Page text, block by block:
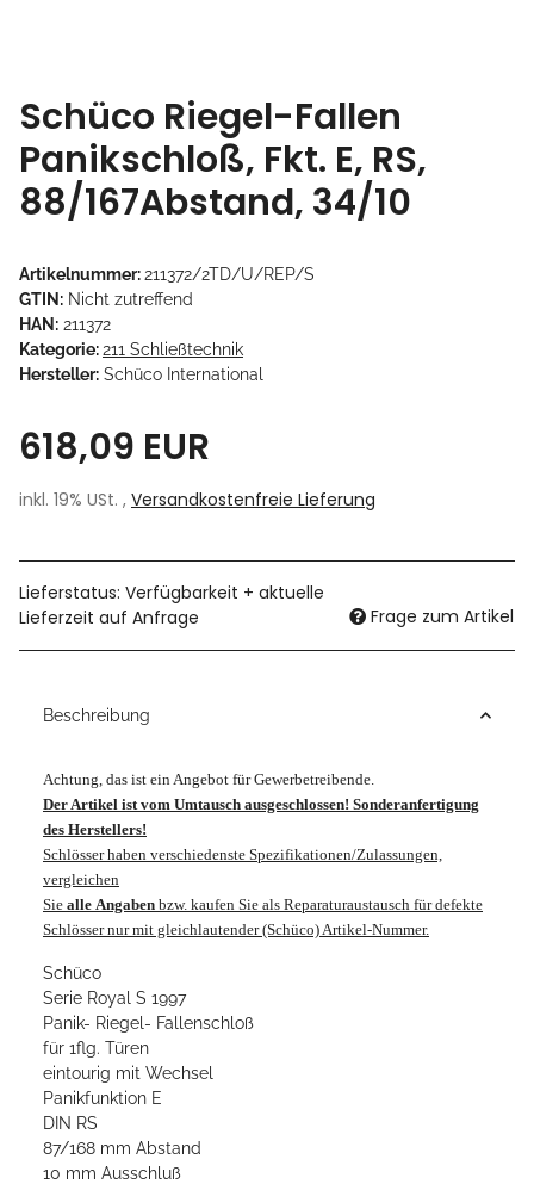
Schüco Riegel-Fallen
Panikschloß, Fkt. E, RS,
88/167Abstand, 34/10
Artikelnummer:211372/2TD/U/REP/S
GTIN: Nicht zutreffend
HAN: 211372
Kategorie:211 Schließtechnik
Hersteller: Schüco International
618,09 EUR
inkl. 19% USt. , Versandkostenfreie Lieferung
Lieferstatus: Verfügbarkeit + aktuelle
Lieferzeit auf Anfrage
Frage zum Artikel
Beschreibung
Achtung, das ist ein Angebot für Gewerbetreibende.
Der Artikel ist vom Umtausch ausgeschlossen! Sonderanfertigung
des Herstellers!
Schlösser haben verschiedenste Spezifikationen/Zulassungen,
vergleichen
Sie alle Angaben bzw. kaufen Sie als Reparaturaustausch für defekte
Schlösser nur mit gleichlautender (Schüco) Artikel-Nummer.
Schüco
Serie Royal S 1997
Panik- Riegel- Fallenschloß
für 1flg. Türen
eintourig mit Wechsel
Panikfunktion E
DIN RS
87/168 mm Abstand
10 mm Ausschluß